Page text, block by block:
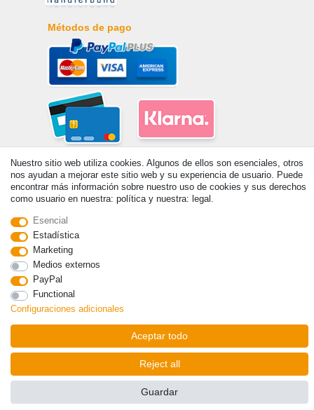
Métodos de pago
Nuestro sitio web utiliza cookies. Algunos de ellos son esenciales, otros
nos ayudan a mejorar este sitio web y su experiencia de usuario. Puede
encontrar más información sobre nuestro uso de cookies y sus derechos
como usuario en nuestra: política y nuestra: legal.
Esencial
Estadística
Marketing
Medios externos
PayPal
Functional
Configuraciones adicionales
Aceptar todo
Reject all
Guardar
Withdraw from contract here